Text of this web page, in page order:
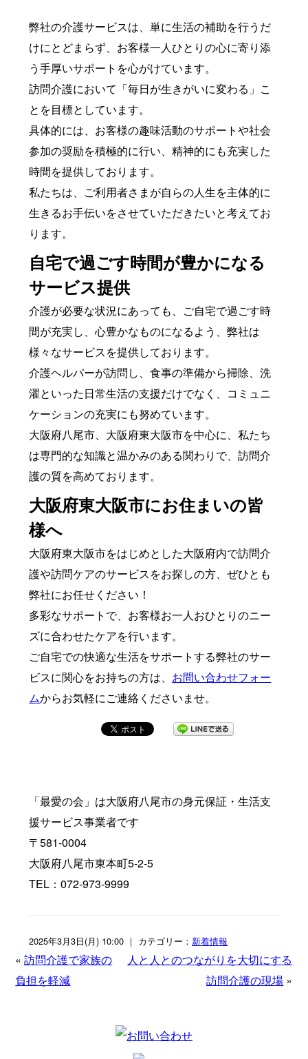
弊社の介護サービスは、単に生活の補助を行うだ
けにとどまらず、お客様一人ひとりの心に寄り添
う手厚いサポートを心がけています。
訪問介護において「毎日が生きがいに変わる」こ
とを目標としています。
具体的には、お客様の趣味活動のサポートや社会
参加の奨励を積極的に行い、精神的にも充実した
時間を提供しております。
私たちは、ご利用者さまが自らの人生を主体的に
生きるお手伝いをさせていただきたいと考えてお
ります。
自宅で過ごす時間が豊かになる
サービス提供
介護が必要な状況にあっても、ご自宅で過ごす時
間が充実し、心豊かなものになるよう、弊社は
様々なサービスを提供しております。
介護ヘルパーが訪問し、食事の準備から掃除、洗
濯といった日常生活の支援だけでなく、コミュニ
ケーションの充実にも努めています。
大阪府八尾市、大阪府東大阪市を中心に、私たち
は専門的な知識と温かみのある関わりで、訪問介
護の質を高めております。
大阪府東大阪市にお住まいの皆
様へ
大阪府東大阪市をはじめとした大阪府内で訪問介
護や訪問ケアのサービスをお探しの方、ぜひとも
弊社にお任せください！
多彩なサポートで、お客様お一人おひとりのニー
ズに合わせたケアを行います。
ご自宅での快適な生活をサポートする弊社のサー
ビスに関心をお持ちの方は、 お問い合わせフォー
ムからお気軽にご連絡くださいませ。
「最愛の会」は大阪府八尾市の身元保証・生活支
援サービス事業者です
〒581-0004
大阪府八尾市東本町5-2-5
TEL：072-973-9999
2025年3月3日(月) 10:00 ｜ カテゴリー： 新着情報
«訪問介護で家族の
負担を軽減
人と人とのつながりを大切にする
訪問介護の現場 »